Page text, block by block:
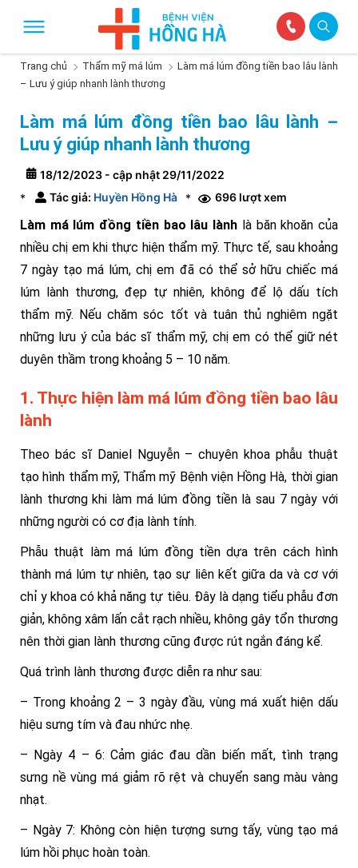
Trang chủ Thẩm mỹ má lúm
Làm má lúm đồng tiền bao lâu lành
– Lưu ý giúp nhanh lành thương
Làm má lúm đồng tiền bao lâu lành –
Lưu ý giúp nhanh lành thương
18/12/2023 - cập nhật 29/11/2022
*
Tác giả: Huyền Hồng Hà * 696 lượt xem
Làm má lúm đồng tiền bao lâu lành là băn khoăn của
nhiều chị em khi thực hiện thẩm mỹ. Thực tế, sau khoảng
7 ngày tạo má lúm, chị em đã có thể sở hữu chiếc má
lúm lành thương, đẹp tự nhiên, không để lộ dấu tích
thẩm mỹ. Nếu chăm sóc tốt và tuân thủ nghiêm ngặt
những lưu ý của bác sĩ thẩm mỹ, chị em có thể giữ nét
duyên thầm trong khoảng 5 – 10 năm.
1. Thực hiện làm má lúm đồng tiền bao lâu
lành
Theo bác sĩ Daniel Nguyễn – chuyên khoa phẫu thuật
tạo hình thẩm mỹ, Thẩm mỹ Bệnh viện Hồng Hà, thời gian
lành thương khi làm má lúm đồng tiền là sau 7 ngày với
những người có cơ địa lành tính.
Phẫu thuật làm má lúm đồng tiền dựa trên cách hình
thành má lúm tự nhiên, tạo sự liên kết giữa da và cơ với
chỉ y khoa có khả năng tự tiêu. Đây là dạng tiểu phẫu đơn
giản, không xâm lấn cắt rạch nhiều, không gây tổn thương
nên thời gian lành thương cũng được rút ngắn đáng kể.
Quá trình lành thương được diễn ra như sau:
– Trong khoảng 2 – 3 ngày đầu, vùng má xuất hiện dấu
hiệu sưng tím và đau nhức nhẹ.
– Ngày 4 – 6: Cảm giác đau dần biến mất, tình trạng
sưng nề vùng má giảm rõ rệt và chuyển sang màu vàng
nhạt.
– Ngày 7: Không còn hiện tượng sưng tấy, vùng tạo má
lúm hồi phục hoàn toàn.